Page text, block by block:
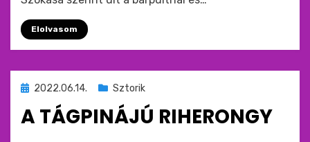
Elolvasom
Beküldve
:
2022.06.14. Sztorik
A TÁGPINÁJÚ RIHERONGY